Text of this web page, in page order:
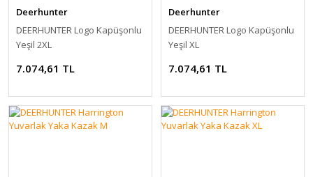
Deerhunter
DEERHUNTER Logo Kapüşonlu
Yeşil 2XL
7.074,61 TL
Deerhunter
DEERHUNTER Logo Kapüşonlu
Yeşil XL
7.074,61 TL